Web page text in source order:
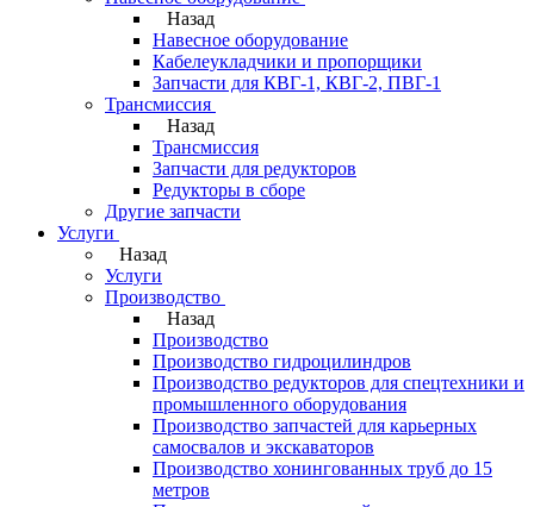
Назад
Навесное оборудование
Кабелеукладчики и пропорщики
Запчасти для КВГ-1, КВГ-2, ПВГ-1
Трансмиссия
Назад
Трансмиссия
Запчасти для редукторов
Редукторы в сборе
Другие запчасти
Услуги
Назад
Услуги
Производство
Назад
Производство
Производство гидроцилиндров
Производство редукторов для спецтехники и
промышленного оборудования
Производство запчастей для карьерных
самосвалов и экскаваторов
Производство хонингованных труб до 15
метров